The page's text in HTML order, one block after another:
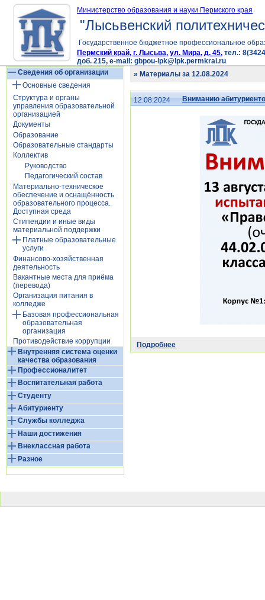
Министерство образования и науки Пермского края
"Лысьвенский
Государственное бюджетное профессиональное
Пермский край, г. Лысьва, ул. Мира, д. 45, тел.:
доб. 215, e-mail: gbpou-lpk@lpk.permkrai.ru
Сведения об организации
Основные сведения
Структура и органы
управления образовательной
организацией
Документы
Образование
Образовательные стандарты
Коллектив
Руководство
Педагогический состав
Материально-техническое
обеспечение и оснащённость
образовательного процесса.
Доступная среда
Стипендии и иные виды
материальной поддержки
Платные образовательные
услуги
Финансово-хозяйственная
деятельность
Вакантные места для приёма
(перевода)
Организация питания в
колледже
Базовая профессиональная
образовательная
организация
Противодействие коррупции
Внутренняя система оценки
качества образования
Профессионалитет
Воспитательная работа
Студенту
Абитуриенту
Службы колледжа
Наши достижения
Внеклассная работа
Разное
» Материалы за 12.08.2024
12.08.2024 Вниманию
Подробнее